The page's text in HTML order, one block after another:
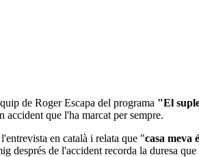
de Roger Escapa del programa "El
accident que l'ha marcat per sempre.
en català i relata que "casa meva
després de l'accident recorda la duresa